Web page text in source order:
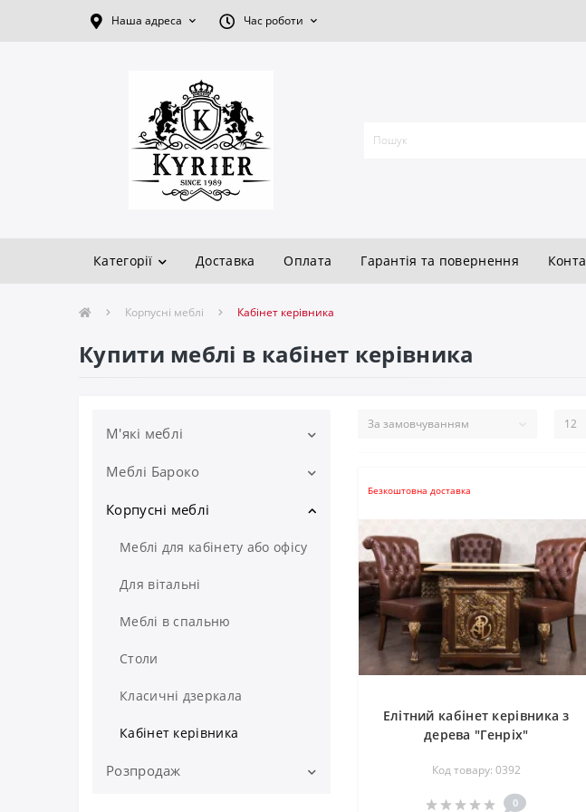
Наша адреса Час роботи
Категорії Доставка Оплата Гарантія та повернення
Корпусні меблі Кабінет керівника
Купити меблі в кабінет керівника
М'які меблі
Комплекти м'яких меблів
Класичні дивани
М'які крісла
Софи, кушетки і банкетки
Кутові дивани
Стільці з дерева
М'які пуфи
Меблі для передпокою
Декоративні подушки
Меблі Бароко
Комплекти меблів Бароко
Дивани Бароко ручної роботи
Корпусні меблі
Меблі для кабінету або офісу
Для вітальні
Меблі в спальню
Столи
Класичні дзеркала
Кабінет керівника
Розпродаж
Безкоштовна доставка
Елітний кабінет керівника з
дерева "Генріх"
Код товару: 0392
0